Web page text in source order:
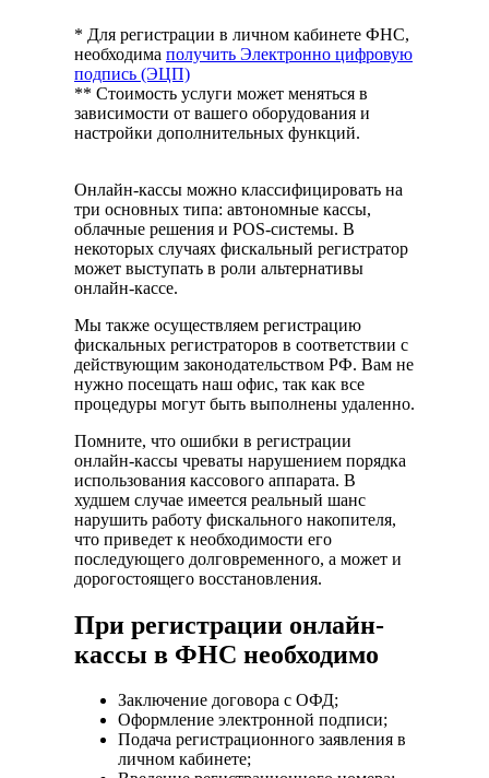
* Для регистрации в личном кабинете ФНС,
необходима получить Электронно цифровую
подпись (ЭЦП)
** Стоимость услуги может меняться в
зависимости от вашего оборудования и
настройки дополнительных функций.
Онлайн-кассы можно классифицировать на
три основных типа: автономные кассы,
облачные решения и POS-системы. В
некоторых случаях фискальный регистратор
может выступать в роли альтернативы
онлайн-кассе.
Мы также осуществляем регистрацию
фискальных регистраторов в соответствии с
действующим законодательством РФ. Вам не
нужно посещать наш офис, так как все
процедуры могут быть выполнены удаленно.
Помните, что ошибки в регистрации
онлайн-кассы чреваты нарушением порядка
использования кассового аппарата. В
худшем случае имеется реальный шанс
нарушить работу фискального накопителя,
что приведет к необходимости его
последующего долговременного, а может и
дорогостоящего восстановления.
При регистрации онлайн-
кассы в ФНС необходимо
Заключение договора с ОФД;
Оформление электронной подписи;
Подача регистрационного заявления в
личном кабинете;